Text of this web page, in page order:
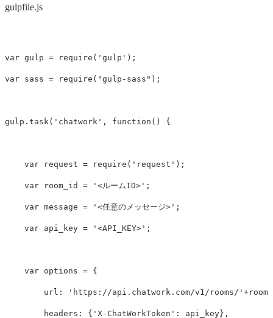
gulpfile.js
var gulp = require ( 'gulp' );
var sass = require ( "gulp-sass" );
gulp . task( 'chatwork' , function () {
var request = require ( 'request' );
var room_id = '<ルームID>' ;
var message = '<任意のメッセージ>' ;
var api_key = '<API_KEY>' ;
var options = {
url: 'https://api.chatwork.com/v1/rooms/' +
headers: { 'X-ChatWorkToken' : api_key },